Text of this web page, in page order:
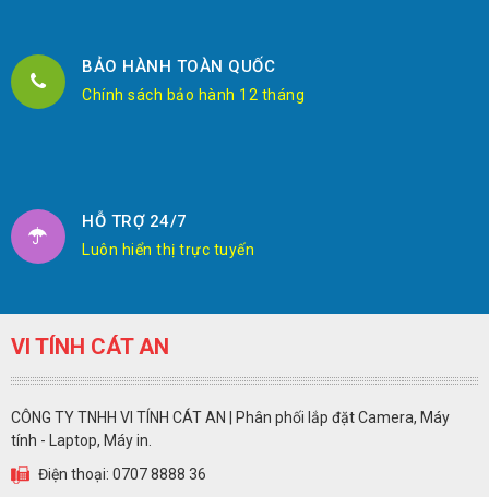
BẢO HÀNH TOÀN QUỐC
Chính sách bảo hành 12 tháng
HỖ TRỢ 24/7
Luôn hiển thị trực tuyến
VI TÍNH CÁT AN
CÔNG TY TNHH VI TÍNH CÁT AN | Phân phối lắp đặt Camera, Máy
tính - Laptop, Máy in.
Điện thoại: 0707 8888 36